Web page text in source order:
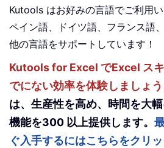
Kutools はお好みの言語でご利用
ペイン語、ドイツ語、フランス語
他の言語をサポートしています！
Kutools for Excel でExcel ス
でにない効率を体験しましょう
は、生産性を高め、時間を大
機能を300 以上提供します。
ぐ入手するにはこちらをクリッ